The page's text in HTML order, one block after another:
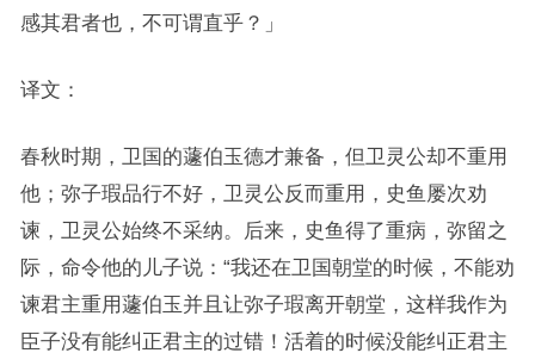
感其君者也，不可谓直乎？」
译文：
春秋时期，卫国的蘧伯玉德才兼备，但卫灵公却不重用
他；弥子瑕品行不好，卫灵公反而重用，史鱼屡次劝
谏，卫灵公始终不采纳。后来，史鱼得了重病，弥留之
际，命令他的儿子说：“我还在卫国朝堂的时候，不能劝
谏君主重用蘧伯玉并且让弥子瑕离开朝堂，这样我作为
臣子没有能纠正君主的过错！活着的时候没能纠正君主